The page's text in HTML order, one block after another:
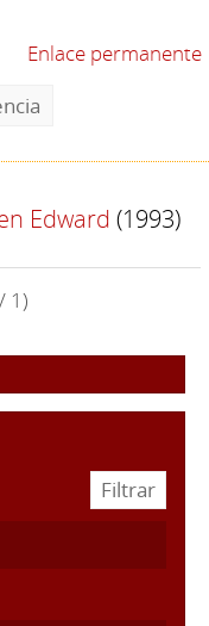
Enlace permanente
Edward (1993)
1)